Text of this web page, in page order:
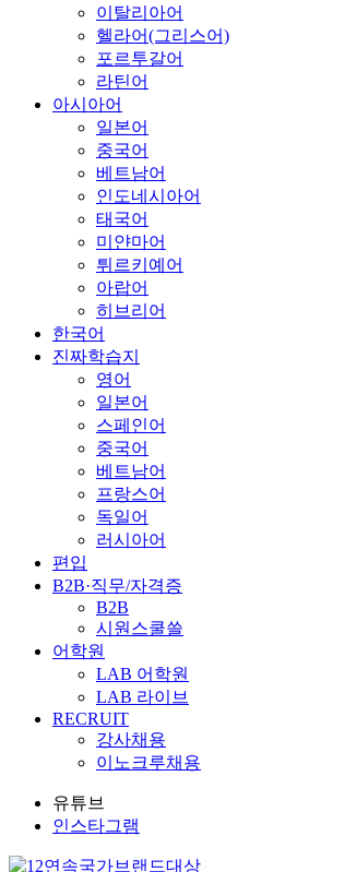
이탈리아어
헬라어(그리스어)
포르투갈어
라틴어
아시아어
일본어
중국어
베트남어
인도네시아어
태국어
미얀마어
튀르키예어
아랍어
히브리어
한국어
진짜학습지
영어
일본어
스페인어
중국어
베트남어
프랑스어
독일어
러시아어
편입
B2B·직무/자격증
B2B
시원스쿨쓸
어학원
LAB 어학원
LAB 라이브
RECRUIT
강사채용
이노크루채용
유튜브
인스타그램